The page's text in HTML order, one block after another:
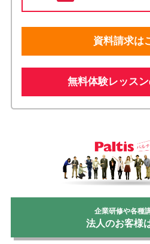
資料請求は
無料体験レッス
企業研修や各種
法人のお客様